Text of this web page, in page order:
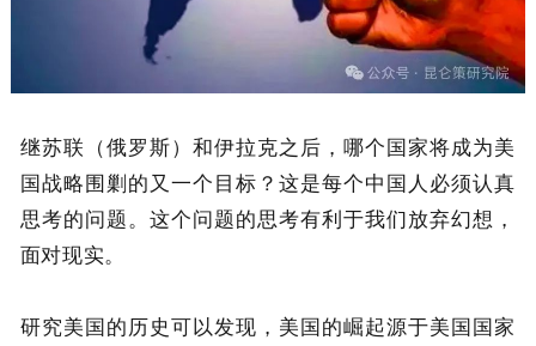
继苏联（俄罗斯）和伊拉克之后，哪个国家将成为美
国战略围剿的又一个目标？这是每个中国人必须认真
思考的问题。这个问题的思考有利于我们放弃幻想，
面对现实。
研究美国的历史可以发现，美国的崛起源于美国国家